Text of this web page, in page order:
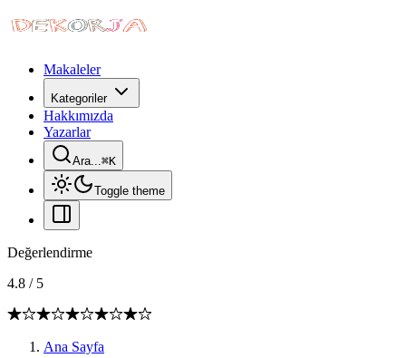
Makaleler
Kategoriler
Hakkımızda
Yazarlar
Ara...⌘K
Toggle theme
Değerlendirme
4.8 / 5
Ana Sayfa